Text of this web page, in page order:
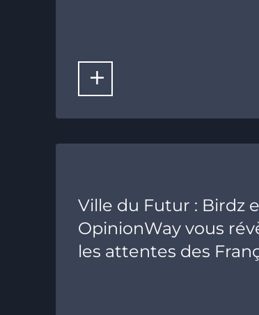
LIRE LA SUITE
Ville du Futur : Birdz
OpinionWay vous
les attentes des